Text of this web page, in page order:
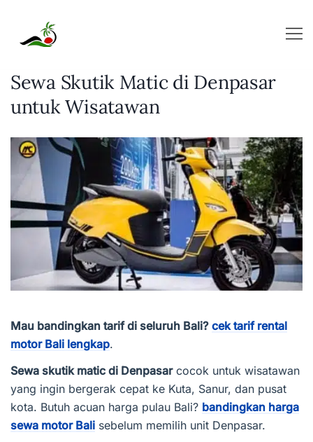
content
Sewa Skutik Matic di Denpasar
untuk Wisatawan
Mau bandingkan tarif di seluruh Bali? cek tarif rental
motor Bali lengkap.
Sewa skutik matic di Denpasarcocok untuk wisatawan
yang ingin bergerak cepat ke Kuta, Sanur, dan pusat
kota. Butuh acuan harga pulau Bali? bandingkan harga
sewa motor Bali sebelum memilih unit Denpasar.